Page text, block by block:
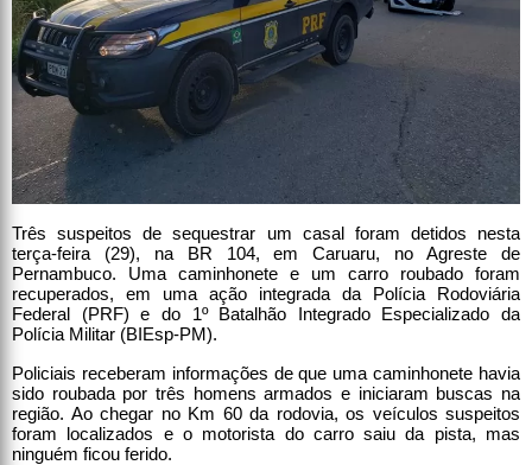
Três suspeitos de sequestrar um casal foram detidos nesta
terça-feira (29), na BR 104, em Caruaru, no Agreste de
Pernambuco. Uma caminhonete e um carro roubado foram
recuperados, em uma ação integrada da Polícia Rodoviária
Federal (PRF) e do 1º Batalhão Integrado Especializado da
Polícia Militar (BIEsp-PM).
Policiais receberam informações de que uma caminhonete havia
sido roubada por três homens armados e iniciaram buscas na
região. Ao chegar no Km 60 da rodovia, os veículos suspeitos
foram localizados e o motorista do carro saiu da pista, mas
ninguém ficou ferido.